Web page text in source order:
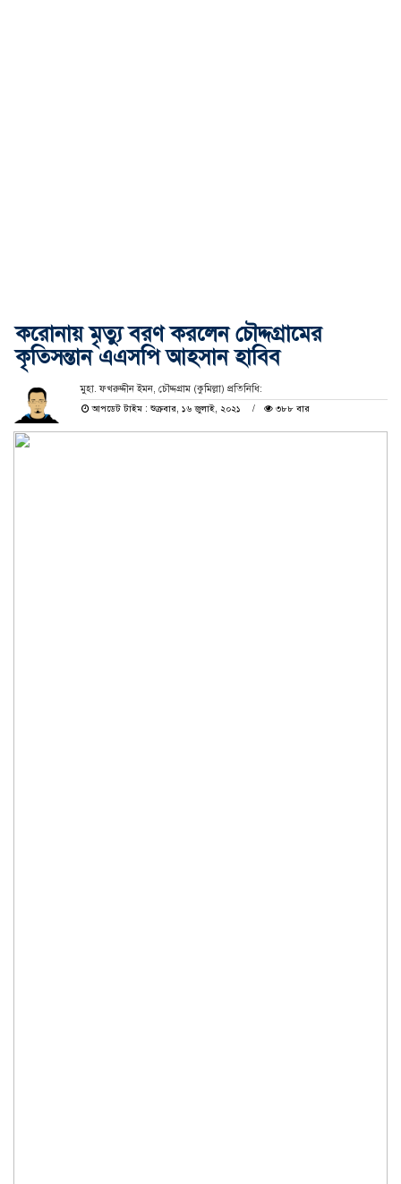
করোনায় মৃত্যু বরণ করলেন চৌদ্দগ্রামের
কৃতিসন্তান এএসপি আহসান হাবিব
মুহা. ফখরুদ্দীন ইমন, চৌদ্দগ্রাম (কুমিল্লা) প্রতিনিধি:
আপডেট টাইম : শুক্রবার, ১৬ জুলাই, ২০২১
৩৮৮ বার